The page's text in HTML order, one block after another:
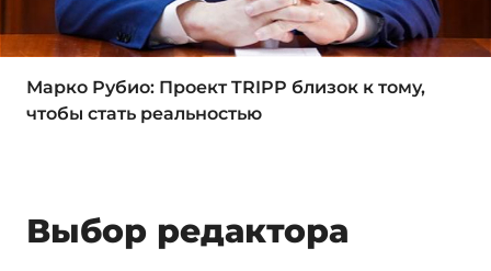
Марко Рубио: Проект TRIPP близок к тому,
чтобы стать реальностью
Выбор редактора